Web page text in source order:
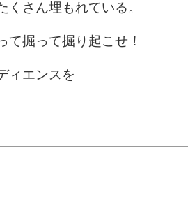
さん埋もれている。
掘って掘り起こせ！
ィエンスを